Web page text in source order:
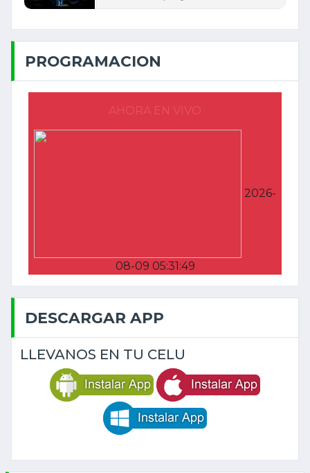
PROGRAMACION
AHORA EN VIVO
2026-
08-09 05:31:49
DESCARGAR APP
LLEVANOS EN TU CELU